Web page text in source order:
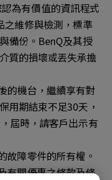
為有價值的資訊程式
之維修與檢測，標準
備份。BenQ及其授
質的損壞或丟失承擔
的機台，繼續享有對
用期結束不足30天，
屆時，請客戶出示有
障零件的所有權。
有關優惠之條款及條